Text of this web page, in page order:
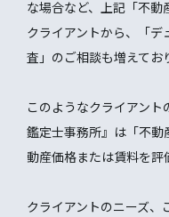
な場合など、上記「不
クライアントから、「
査」のご相談も増えてお
このようなクライアン
鑑定士事務所』は「不
動産価格または賃料を評
クライアントのニーズ、